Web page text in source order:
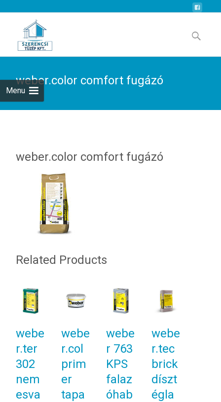
Menu
Search
weber.color comfort fugázó
weber.color comfort fugázó
Related Products
webe
r.ter
302
nem
esva
webe
r.col
prim
er
tapa
webe
r 763
KPS
falaz
óhab
webe
r.tec
brick
díszt
égla